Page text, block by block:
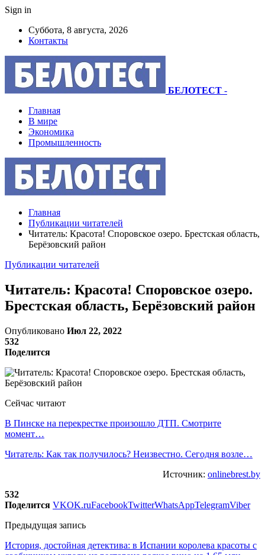
Sign in
Суббота, 8 августа, 2026
Контакты
БЕЛОТЕСТ -
Главная
В мире
Экономика
Промышленность
Главная
Публикации читателей
Читатель: Красота! Споровское озеро. Брестская область,
Берёзовский район
Публикации читателей
Читатель: Красота! Споровское озеро.
Брестская область, Берёзовский район
Опубликовано Июл 22, 2022
532
Поделится
Сейчас читают
В Пинске на перекрестке произошло ДТП. Смотрите
момент…
Читатель: Как так получилось? Неизвестно. Сегодня возле…
Источник: onlinebrest.by
532
Поделится VKOK.ruFacebookTwitterWhatsAppTelegramViber
Предыдущая запись
История, достойная детектива: в Испании королева красоты с